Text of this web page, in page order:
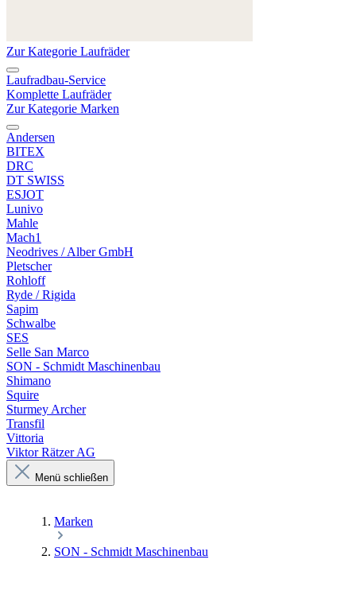
Zur Kategorie Laufräder
Laufradbau-Service
Komplette Laufräder
Zur Kategorie Marken
Andersen
BITEX
DRC
DT SWISS
ESJOT
Lunivo
Mahle
Mach1
Neodrives / Alber GmbH
Pletscher
Rohloff
Ryde / Rigida
Sapim
Schwalbe
SES
Selle San Marco
SON - Schmidt Maschinenbau
Shimano
Squire
Sturmey Archer
Transfil
Vittoria
Viktor Rätzer AG
Menü schließen
Marken
SON - Schmidt Maschinenbau